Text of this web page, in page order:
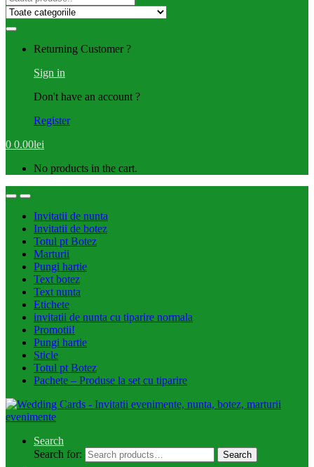
Returning Customer ?
Sign in
Don't have an account ?
Register
0 0.00lei
No products in the cart.
Invitatii de nunta
Invitatii de botez
Totul pt Botez
Marturii
Pungi hartie
Text botez
Text nunta
Etichete
invitatii de nunta cu tiparire normala
Promotii!
Pungi hartie
Sticle
Totul pt Botez
Pachete – Produse la set cu tiparire
Search
Search for:
Search